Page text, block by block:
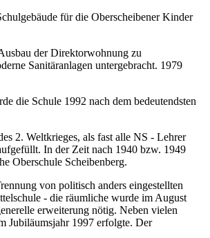
für die Oberscheibener Kinder
der Direktorwohnung zu
Sanitäranlagen untergebracht. 1979
die Schule 1992 nach dem bedeutendsten
2. Weltkrieges, als fast alle NS - Lehrer
In der Zeit nach 1940 bzw. 1949
Oberschule Scheibenberg.
von politisch anders eingestellten
- die räumliche wurde im August
erweiterung nötig. Neben vielen
Jubiläumsjahr 1997 erfolgte. Der